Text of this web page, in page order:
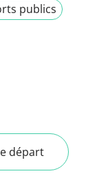
publics
départ